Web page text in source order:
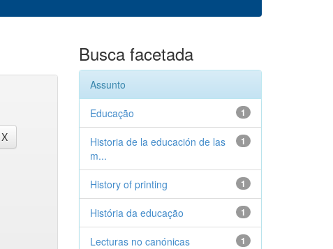
Busca facetada
Assunto
1
Educação
1
Historia de la educación de las
m...
1
History of printing
1
História da educação
1
Lecturas no canónicas